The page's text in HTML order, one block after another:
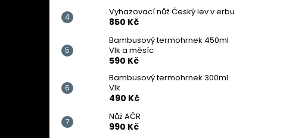
Vyhazovací nůž Český lev v erbu
850 Kč
Bambusový termohrnek 450ml
Vlk a měsíc
590 Kč
Bambusový termohrnek 300ml
Vlk
490 Kč
Nůž AČR
990 Kč